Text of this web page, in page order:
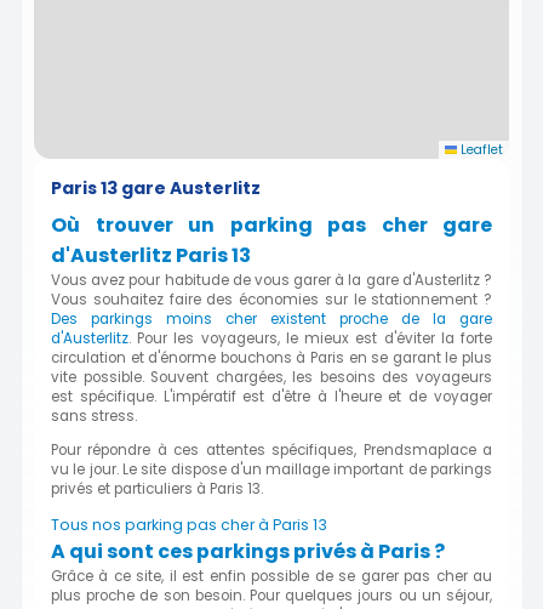
Leaflet
Paris 13 gare Austerlitz
Où trouver un parking pas cher gare
d'Austerlitz Paris 13
Vous avez pour habitude de vous garer à la gare d'Austerlitz ?
Vous souhaitez faire des économies sur le stationnement ?
Des parkings moins cher existent proche de la gare
d'Austerlitz. Pour les voyageurs, le mieux est d'éviter la forte
circulation et d'énorme bouchons à Paris en se garant le plus
vite possible. Souvent chargées, les besoins des voyageurs
est spécifique. L'impératif est d'être à l'heure et de voyager
sans stress.
Pour répondre à ces attentes spécifiques, Prendsmaplace a
vu le jour. Le site dispose d'un maillage important de parkings
privés et particuliers à Paris 13.
Tous nos parking pas cher à Paris 13
A qui sont ces parkings privés à Paris ?
Grâce à ce site, il est enfin possible de se garer pas cher au
plus proche de son besoin. Pour quelques jours ou un séjour,